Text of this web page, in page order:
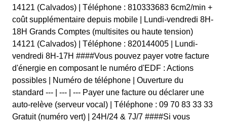
14121 (Calvados) | Téléphone : 810333683 6cm2/min +
coût supplémentaire depuis mobile | Lundi-vendredi 8H-
18H Grands Comptes (multisites ou haute tension)
14121 (Calvados) | Téléphone : 820144005 | Lundi-
vendredi 8H-17H ####Vous pouvez payer votre facture
d'énergie en composant le numéro d'EDF : Actions
possibles | Numéro de téléphone | Ouverture du
standard --- | --- | --- Payer une facture ou déclarer une
auto-relève (serveur vocal) | Téléphone : 09 70 83 33 33
Gratuit (numéro vert) | 24H/24 & 7J/7 ####Si vous